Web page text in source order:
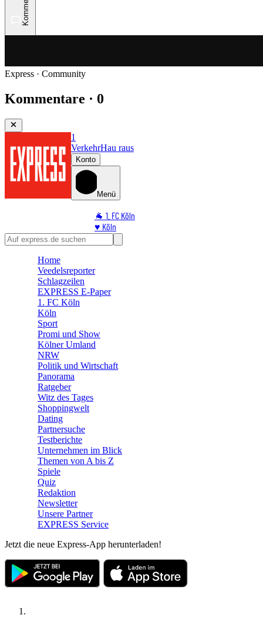
Express · Community
Kommentare · 0
1
VerkehrHau raus
Konto
Menü
🐐 1. FC Köln
♥️ Köln
⭐ Promi
🛒 Shoppingwelt
Home
Veedelsreporter
Schlagzeilen
EXPRESS E-Paper
1. FC Köln
Köln
Sport
Promi und Show
Kölner Umland
NRW
Politik und Wirtschaft
Panorama
Ratgeber
Witz des Tages
Shoppingwelt
Dating
Partnersuche
Testberichte
Unternehmen im Blick
Themen von A bis Z
Spiele
Quiz
Redaktion
Newsletter
Unsere Partner
EXPRESS Service
Jetzt die neue Express-App herunterladen!